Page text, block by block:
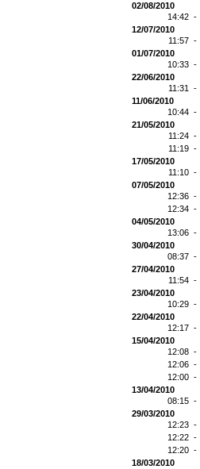
02/08/2010
14:42 -
12/07/2010
11:57 -
01/07/2010
10:33 -
22/06/2010
11:31 -
11/06/2010
10:44 -
21/05/2010
11:24 -
11:19 -
17/05/2010
11:10 -
07/05/2010
12:36 -
12:34 -
04/05/2010
13:06 -
30/04/2010
08:37 -
27/04/2010
11:54 -
23/04/2010
10:29 -
22/04/2010
12:17 -
15/04/2010
12:08 -
12:06 -
12:00 -
13/04/2010
08:15 -
29/03/2010
12:23 -
12:22 -
12:20 -
18/03/2010